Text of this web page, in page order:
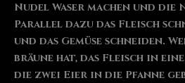
Nudel Waser machen und die
Parallel dazu das Fleisch
und das Gemüse schneiden.
bräune hat, das Fleisch in
die zwei Eier in die Pfanne